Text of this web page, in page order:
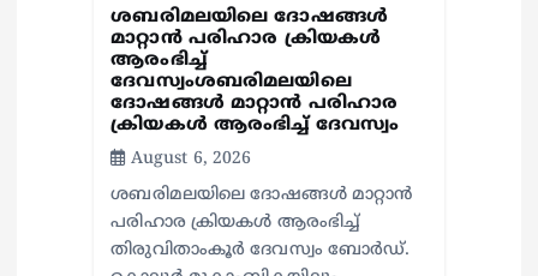
ശബരിമലയിലെ ദോഷങ്ങൾ
മാറ്റാൻ പരിഹാര ക്രിയകൾ
ആരംഭിച്ച്
ദേവസ്വംശബരിമലയിലെ
ദോഷങ്ങൾ മാറ്റാൻ പരിഹാര
ക്രിയകൾ ആരംഭിച്ച് ദേവസ്വം
August 6, 2026
ശബരിമലയിലെ ദോഷങ്ങൾ മാറ്റാൻ
പരിഹാര ക്രിയകൾ ആരംഭിച്ച്
തിരുവിതാംകൂർ ദേവസ്വം ബോർഡ്.